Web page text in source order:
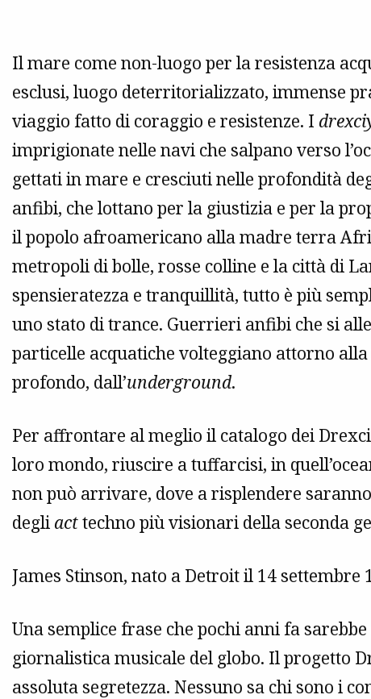
Il mare come non-luogo per la resistenza
esclusi, luogo deterritorializzato, immense
viaggio fatto di coraggio e resistenze. I
imprigionate nelle navi che salpano verso
gettati in mare e cresciuti nelle profondità
anfibi, che lottano per la giustizia e per la
il popolo afroamericano alla madre terra
metropoli di bolle, rosse colline e la città di
spensieratezza e tranquillità, tutto è più
uno stato di trance. Guerrieri anfibi che si
particelle acquatiche volteggiano attorno
profondo, dall’underground.
Per affrontare al meglio il catalogo dei
loro mondo, riuscire a tuffarcisi, in
non può arrivare, dove a risplendere
degli acttechno più visionari della seconda
James Stinson, nato a Detroit il 14 settembre
Una semplice frase che pochi anni fa
giornalistica musicale del globo. Il progetto
assoluta segretezza. Nessuno sa chi sono i